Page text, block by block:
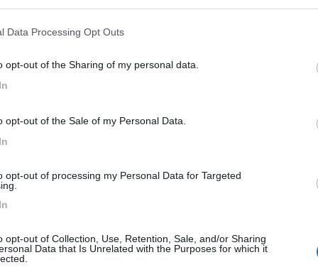
Data Processing Opt Outs
opt-out of the Sharing of my personal data.
opt-out of the Sale of my Personal Data.
opt-out of processing my Personal Data for Targeted
opt-out of Collection, Use, Retention, Sale, and/or Sharing
Data that Is Unrelated with the Purposes for which it
di Modena (raggiungibile anche con i mezzi...
305/2 - Loc. Marzaglia
Posizione
(RE) - 31.2km
Loc. Rescadore
9